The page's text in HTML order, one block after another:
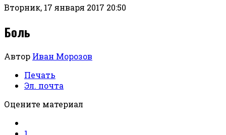
Вторник, 17 января 2017 20:50
Боль
Автор Иван Морозов
Печать
Эл. почта
Оцените материал